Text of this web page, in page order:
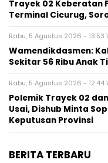
‎Trayek 02 Keberatan
Terminal Cicurug,
Rabu, 5 Agustus 2026 - 13:53
Wamendikdasmen:
Sekitar 56 Ribu Anak
Rabu, 5 Agustus 2026 - 12:44
Polemik Trayek 02
Usai, Dishub Minta
Keputusan Provinsi
BERITA TERBARU